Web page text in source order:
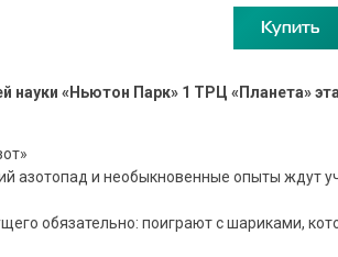
Купить
науки «Ньютон Парк» 1 ТРЦ «Планета»
азотопад и необыкновенные опыты ждут
обязательно: поиграют с шариками,